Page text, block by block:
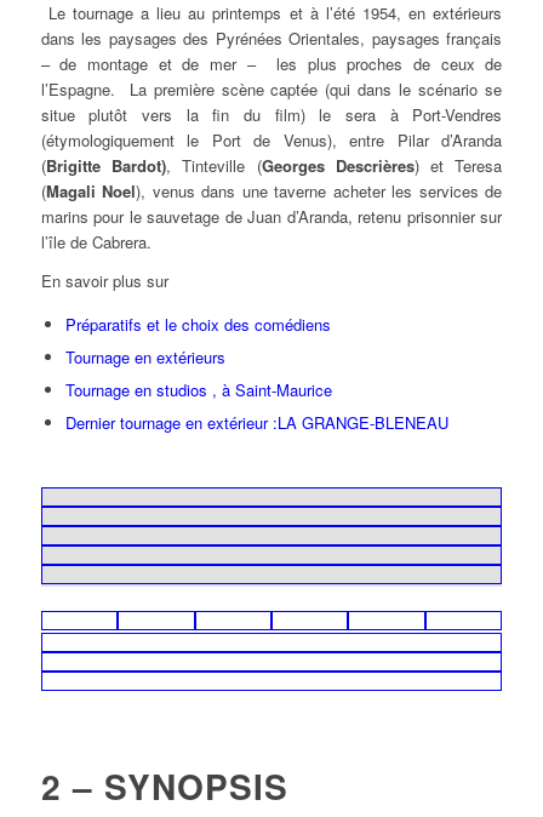
Le tournage a lieu au printemps et à l’été 1954, en extérieurs
dans les paysages des Pyrénées Orientales, paysages français
– de montage et de mer – les plus proches de ceux de
l’Espagne. La première scène captée (qui dans le scénario se
situe plutôt vers la fin du film) le sera à Port-Vendres
(étymologiquement le Port de Venus), entre Pilar d’Aranda
(Brigitte Bardot), Tinteville (Georges Descrières) et Teresa
(Magali Noel), venus dans une taverne acheter les services de
marins pour le sauvetage de Juan d’Aranda, retenu prisonnier sur
l’île de Cabrera.
En savoir plus sur
Préparatifs et le choix des comédiens
Tournage en extérieurs
Tournage en studios , à Saint-Maurice
Dernier tournage en extérieur :LA GRANGE-BLENEAU
2 – SYNOPSIS